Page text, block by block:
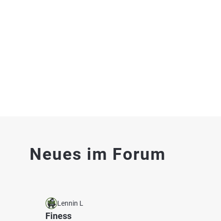
See bei 63517 Rodenbach
Neues im Forum
Lennin L
Finess